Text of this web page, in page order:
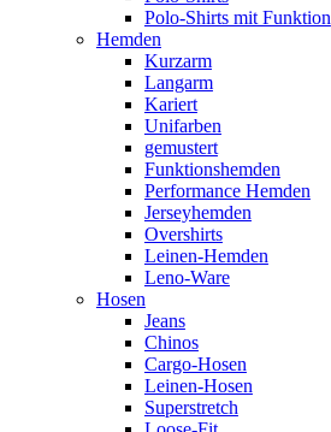
Polo-Shirts mit Funktion
Hemden
Kurzarm
Langarm
Kariert
Unifarben
gemustert
Funktionshemden
Performance Hemden
Jerseyhemden
Overshirts
Leinen-Hemden
Leno-Ware
Hosen
Jeans
Chinos
Cargo-Hosen
Leinen-Hosen
Superstretch